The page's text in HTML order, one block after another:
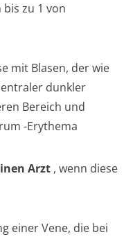
bis zu 1 von
mit Blasen, der wie
dunkler
Bereich und
-Erythema
Arzt , wenn diese
einer Vene, die bei